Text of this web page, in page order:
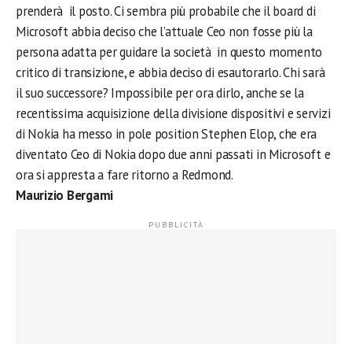
prenderà il posto. Ci sembra più probabile che il board di
Microsoft abbia deciso che l’attuale Ceo non fosse più la
persona adatta per guidare la società in questo momento
critico di transizione, e abbia deciso di esautorarlo. Chi sarà
il suo successore? Impossibile per ora dirlo, anche se la
recentissima acquisizione della divisione dispositivi e servizi
di Nokia ha messo in pole position Stephen Elop, che era
diventato Ceo di Nokia dopo due anni passati in Microsoft e
ora si appresta a fare ritorno a Redmond.
Maurizio Bergami